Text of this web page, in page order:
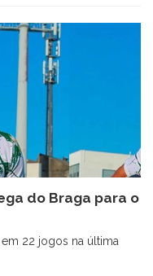
do Braga para o
22 jogos na última